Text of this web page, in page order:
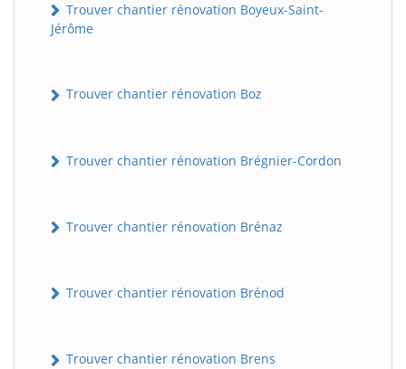
Trouver chantier rénovation Boyeux-Saint-
Jérôme
Trouver chantier rénovation Boz
Trouver chantier rénovation Brégnier-Cordon
Trouver chantier rénovation Brénaz
Trouver chantier rénovation Brénod
Trouver chantier rénovation Brens